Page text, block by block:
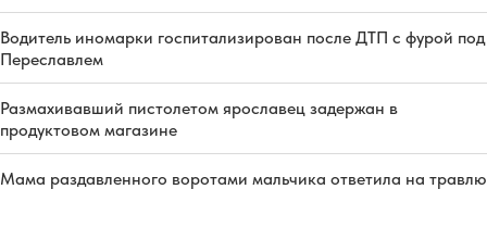
Водитель иномарки госпитализирован после ДТП с фурой под
Переславлем
Размахивавший пистолетом ярославец задержан в
продуктовом магазине
Мама раздавленного воротами мальчика ответила на травлю